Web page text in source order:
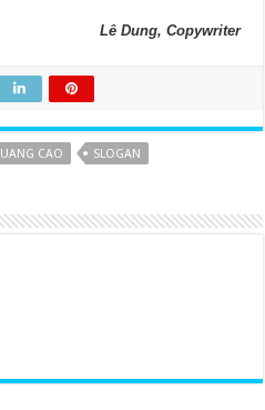
Lê Dung, Copywriter
CAO SLOGAN